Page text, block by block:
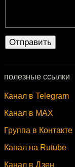
полезные ссылки
Канал в Telegram
Канал в MAX
Группа в Контакте
Канал на Rutube
Канал в Дзен